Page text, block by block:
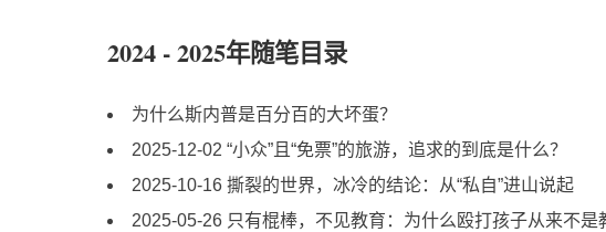
2024 - 2025年随笔目录
为什么斯内普是百分百的大坏蛋？
2025-12-02 “小众”且“免票”的旅游，追求的到底是什么？
2025-10-16 撕裂的世界，冰冷的结论：从“私自”进山说起
2025-05-26 只有棍棒，不见教育：为什么殴打孩子从来不是